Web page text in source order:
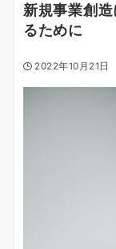
新規事業創
るために
2022年10月21日